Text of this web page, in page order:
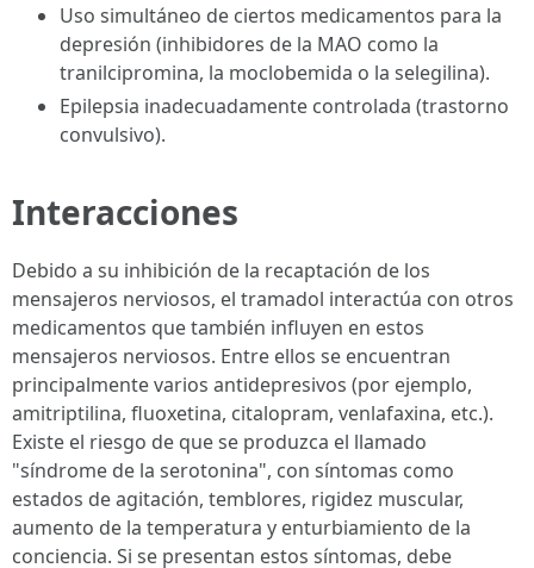
Uso simultáneo de ciertos medicamentos para la
depresión (inhibidores de la MAO como la
tranilcipromina, la moclobemida o la selegilina).
Epilepsia inadecuadamente controlada (trastorno
convulsivo).
Interacciones
Debido a su inhibición de la recaptación de los
mensajeros nerviosos, el tramadol interactúa con otros
medicamentos que también influyen en estos
mensajeros nerviosos. Entre ellos se encuentran
principalmente varios antidepresivos (por ejemplo,
amitriptilina, fluoxetina, citalopram, venlafaxina, etc.).
Existe el riesgo de que se produzca el llamado
"síndrome de la serotonina", con síntomas como
estados de agitación, temblores, rigidez muscular,
aumento de la temperatura y enturbiamiento de la
conciencia. Si se presentan estos síntomas, debe